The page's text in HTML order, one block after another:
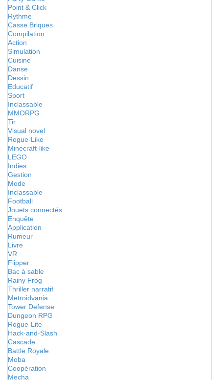
Point & Click
Rythme
Casse Briques
Compilation
Action
Simulation
Cuisine
Danse
Dessin
Educatif
Sport
Inclassable
MMORPG
Tir
Visual novel
Rogue-Like
Minecraft-like
LEGO
Indies
Gestion
Mode
Inclassable
Football
Jouets connectés
Enquête
Application
Rumeur
Livre
VR
Flipper
Bac à sable
Rainy Frog
Thriller narratif
Metroidvania
Tower Defense
Dungeon RPG
Rogue-Lite
Hack-and-Slash
Cascade
Battle Royale
Moba
Coopération
Mecha